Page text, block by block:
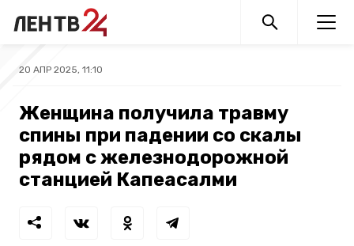
20 АПР 2025, 11:10
Женщина получила травму
спины при падении со скалы
рядом с железнодорожной
станцией Капеасалми